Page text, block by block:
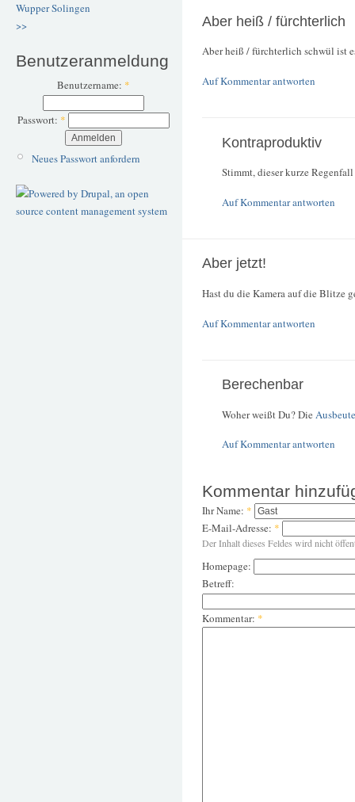
WupperSolingen
>>
Benutzeranmeldung
Benutzername: *
Passwort: *
Neues Passwort anfordern
Aber heiß / fürchterlich
Aber heiß / fürchterlich schwül ist
Auf Kommentar antworten
Kontraproduktiv
Stimmt, dieser kurze
Auf Kommentar antworten
Aber jetzt!
Hast du die Kamera auf die Blitze
Auf Kommentar antworten
Berechenbar
Woher weißt Du? Die Ausbeute
Auf Kommentar antworten
Kommentar
Ihr Name: *
E-Mail-Adresse: *
Der Inhalt dieses Feldes wird nicht
Homepage:
Betreff:
Kommentar: *